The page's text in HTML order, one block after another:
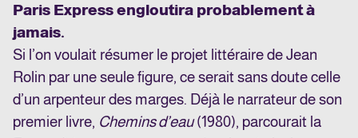
Paris Express engloutira probablement à
jamais.
Si l’on voulait résumer le projet littéraire de Jean
Rolin par une seule figure, ce serait sans doute celle
d’un arpenteur des marges. Déjà le narrateur de son
premier livre, Chemins d’eau(1980), parcourait la